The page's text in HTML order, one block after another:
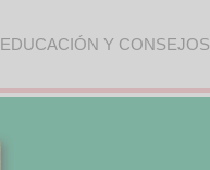
EDUCACIÓN Y CONSEJOS